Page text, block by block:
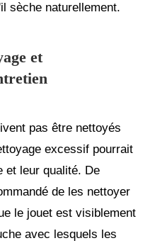
sèche naturellement.
et
pas être nettoyés
excessif pourrait
et leur qualité. De
de les nettoyer
le jouet est visiblement
avec lesquels les